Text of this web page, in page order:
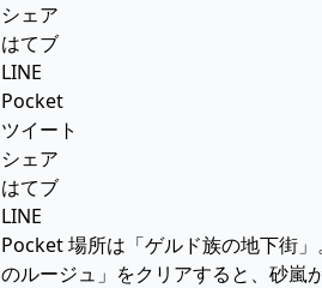
シェア
はてブ
LINE
Pocket
ツイート
シェア
はてブ
LINE
Pocket 場所は「ゲルド族の地下街
のルージュ」をクリアすると、砂嵐